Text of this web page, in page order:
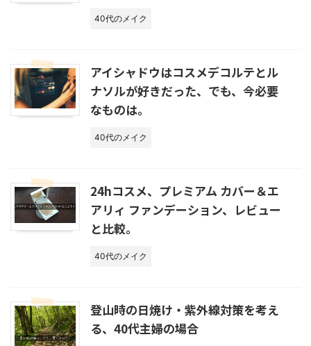
40代のメイク
アイシャドウはコスメデコルテとル
ナソルが好きだった、でも、今必要
なものは。
40代のメイク
24hコスメ、プレミアム カバー＆エ
アリィ ファンデーション、レビュー
と比較。
40代のメイク
登山時の日焼け・紫外線対策を考え
る、40代主婦の場合